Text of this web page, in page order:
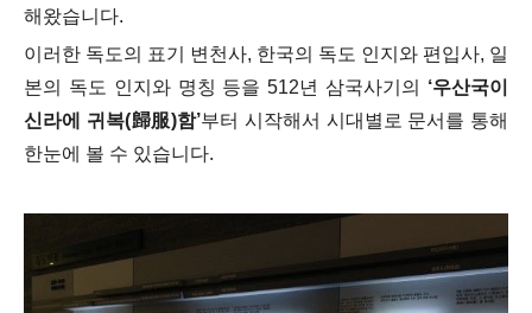
해왔습니다.
이러한 독도의 표기 변천사, 한국의 독도 인지와 편입사, 일
본의 독도 인지와 명칭 등을 512년 삼국사기의 ‘우산국이
신라에 귀복(歸服)함’부터 시작해서 시대별로 문서를 통해
한눈에 볼 수 있습니다.